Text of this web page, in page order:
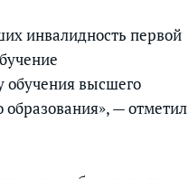
инвалидность первой
обучения высшего
— отметил